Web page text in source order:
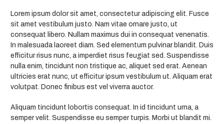
Lorem ipsum dolor sit amet, consectetur adipiscing elit. Fusce
sit amet vestibulum justo. Nam vitae ornare justo, ut
consequat libero. Nullam maximus dui in consequat venenatis.
In malesuada laoreet diam. Sed elementum pulvinar blandit. Duis
efficitur risus nunc, a imperdiet risus feugiat sed. Suspendisse
nulla enim, tincidunt non tristique ac, aliquet sed erat. Aenean
ultricies erat nunc, ut efficitur ipsum vestibulum ut. Aliquam erat
volutpat. Donec finibus est vel viverra auctor.
Aliquam tincidunt lobortis consequat. In id tincidunt urna, a
semper velit. Suspendisse eu semper turpis. Morbi ut blandit mi.